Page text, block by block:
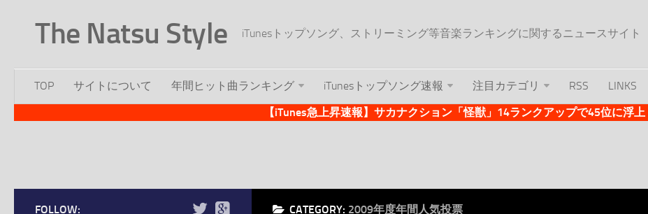
The Natsu Style iTunesトップソング、ストリーミング等音楽ランキングに関するニュースサイト
TOP サイトについて 年間ヒット曲ランキング iTunesトップソング速報 注目カテゴリ RSS
LINKS
【iTunes急上昇速報】サカナクション「怪獣」14ランクアップで45位に浮上
CATEGORY: 2009年度年間人気投票
FOLLOW: